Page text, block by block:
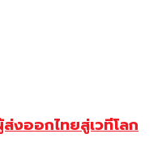
ออกไทยสู่เวทีโลก